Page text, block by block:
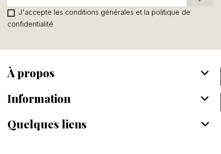
J'accepte les conditions générales et la politique de
confidentialité
À propos keyboard_arrow_down
Information keyboard_arrow_down
Quelques liens keyboard_arrow_down